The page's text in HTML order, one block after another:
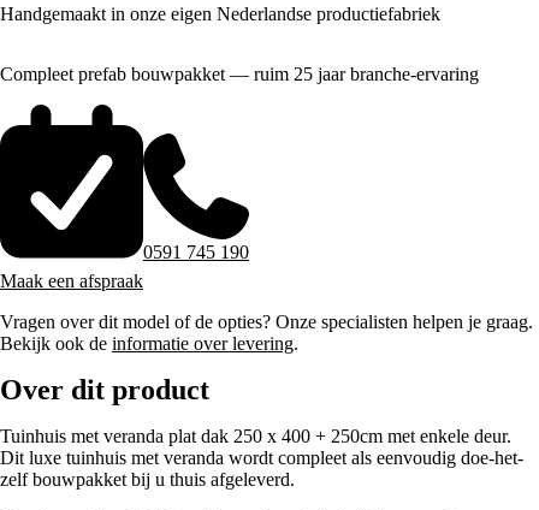
Handgemaakt in onze eigen Nederlandse productiefabriek
Compleet prefab bouwpakket — ruim 25 jaar branche-ervaring
Maak een afspraak
0591 745 190
Vragen over dit model of de opties? Onze specialisten helpen je graag.
Bekijk ook de informatie over levering.
Over dit product
Tuinhuis met veranda plat dak 250 x 400 + 250cm met enkele deur.
Dit luxe tuinhuis met veranda wordt compleet als eenvoudig doe-het-
zelf bouwpakket bij u thuis afgeleverd.